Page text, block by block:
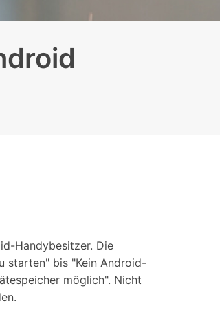
Bildschirmspiegelung
Handybesitzer. Die
starten" bis "Kein Android-
möglich". Nicht